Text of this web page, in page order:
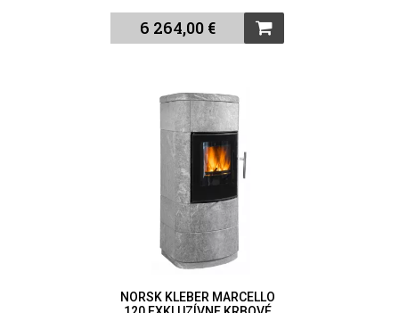
6 264,00 €
NORSK KLEBER MARCELLO